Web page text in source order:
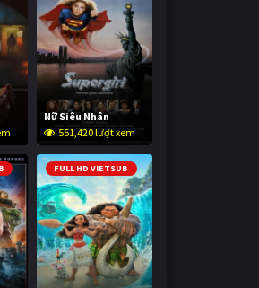
Nữ Siêu Nhân
551,420 lượt xem
FULL HD VIETSUB